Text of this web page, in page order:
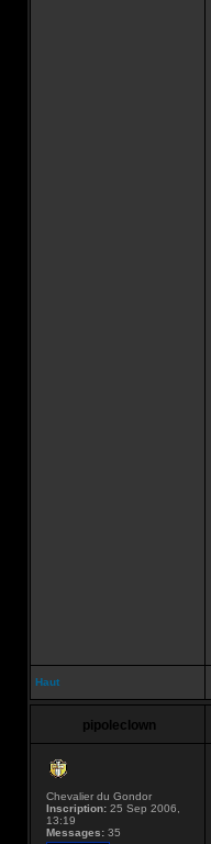
Haut
pipoleclown
Chevalier du Gondor
Inscription: 25 Sep 2006,
13:19
Messages: 35